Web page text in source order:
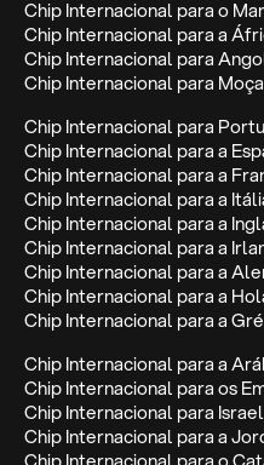
Chip Internacional para o
Chip Internacional para a
Chip Internacional para
Chip Internacional para
Chip Internacional para
Chip Internacional para a
Chip Internacional para a
Chip Internacional para a
Chip Internacional para a
Chip Internacional para a
Chip Internacional para a
Chip Internacional para a
Chip Internacional para a
Chip Internacional para a
Chip Internacional para os
Chip Internacional para Israel
Chip Internacional para a